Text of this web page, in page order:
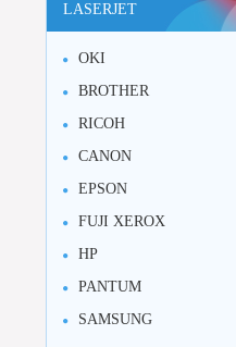
LASERJET
OKI
BROTHER
RICOH
CANON
EPSON
FUJI XEROX
HP
PANTUM
SAMSUNG